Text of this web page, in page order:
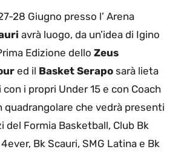
28 Giugno presso l’ Arena
avrà luogo, da un’idea di Igino
Edizione dello Zeus
ed il Basket Serapo sarà lieta
i propri Under 15 e con Coach
quadrangolare che vedrà presenti
del Formia Basketball, Club Bk
Bk Scauri, SMG Latina e Bk